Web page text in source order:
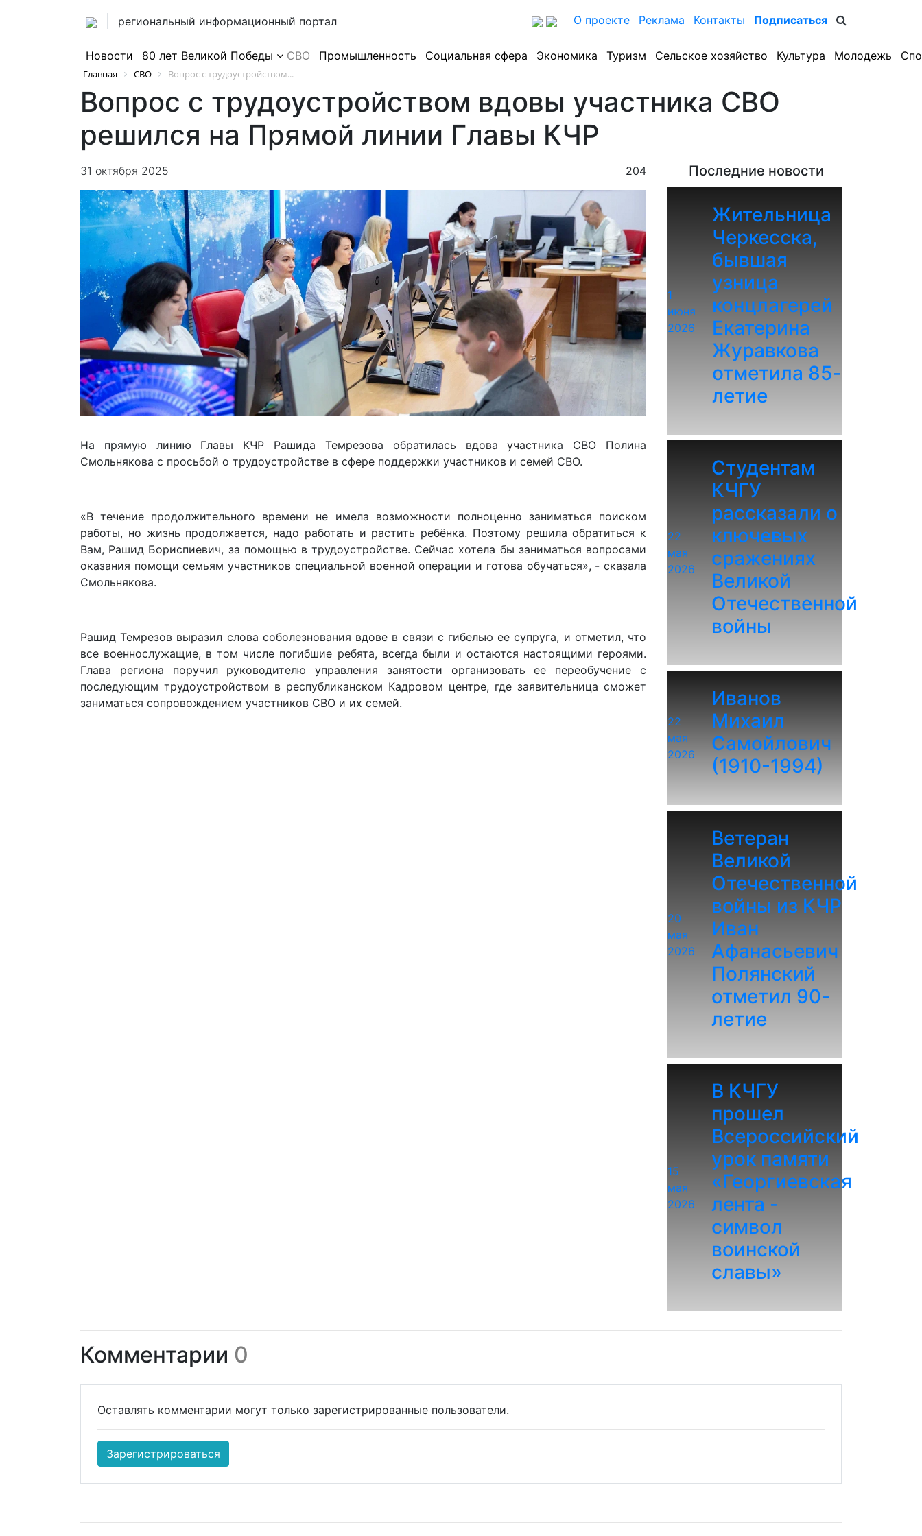
региональный информационный портал О проекте Реклама Контакты Подписаться
Новости 80 лет Великой Победы СВО Промышленность Социальная сфера Экономика Туризм Сельское хозяйство Культура Молодежь
Главная СВО Вопрос с трудоустройством...
Вопрос с трудоустройством вдовы участника СВО
решился на Прямой линии Главы КЧР
31 октября 2025 204
На прямую линию Главы КЧР Рашида Темрезова обратилась вдова участника СВО Полина
Смольнякова с просьбой о трудоустройстве в сфере поддержки участников и семей СВО.
«В течение продолжительного времени не имела возможности полноценно заниматься поиском
работы, но жизнь продолжается, надо работать и растить ребёнка. Поэтому решила обратиться к
Вам, Рашид Бориспиевич, за помощью в трудоустройстве. Сейчас хотела бы заниматься вопросами
оказания помощи семьям участников специальной военной операции и готова обучаться», - сказала
Смольнякова.
Рашид Темрезов выразил слова соболезнования вдове в связи с гибелью ее супруга, и отметил, что
все военнослужащие, в том числе погибшие ребята, всегда были и остаются настоящими героями.
Глава региона поручил руководителю управления занятости организовать ее переобучение с
последующим трудоустройством в республиканском Кадровом центре, где заявительница сможет
заниматься сопровождением участников СВО и их семей.
Последние новости
1
июня
2026
Жительница
Черкесска,
бывшая
узница
концлагерей
Екатерина
Журавкова
отметила 85-
летие
22
мая
2026
Студентам
КЧГУ
рассказали о
ключевых
сражениях
Великой
Отечественной
войны
22
мая
2026
Иванов
Михаил
Самойлович
(1910-1994)
20
мая
2026
Ветеран
Великой
Отечественной
войны из КЧР
Иван
Афанасьевич
Полянский
отметил 90-
летие
15
мая
2026
В КЧГУ
прошел
Всероссийский
урок памяти
«Георгиевская
лента -
символ
воинской
славы»
Комментарии 0
Оставлять комментарии могут только зарегистрированные пользователи.
Зарегистрироваться